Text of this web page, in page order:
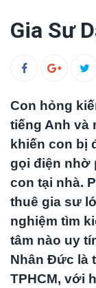
Gia Sư
Con hỏng
tiếng Anh và
khiến con bị
gọi điện nhờ
con tại nhà.
thuê gia sư
nghiệm tìm
tâm nào uy
Nhân Đức là
TPHCM, với